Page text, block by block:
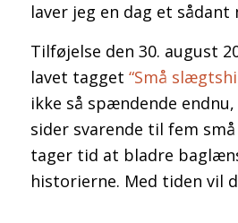
laver jeg en dag et sådant
Tilføjelse den 30. august
lavet tagget “Små
ikke så spændende
sider svarende til fem
tager tid at bladre
historierne. Med tiden vil